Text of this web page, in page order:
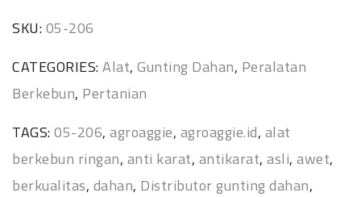
SKU:05-206
CATEGORIES:Alat, Gunting Dahan, Peralatan
Berkebun, Pertanian
TAGS:05-206, agroaggie, agroaggie.id, alat
berkebun ringan, anti karat, antikarat, asli, awet,
berkualitas, dahan, Distributor gunting dahan,